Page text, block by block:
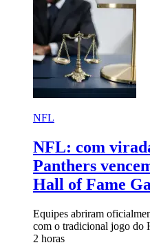
NFL
NFL: com
Panthers
Hall of Fame
Equipes abriram
com o tradicional jogo do
2 horas